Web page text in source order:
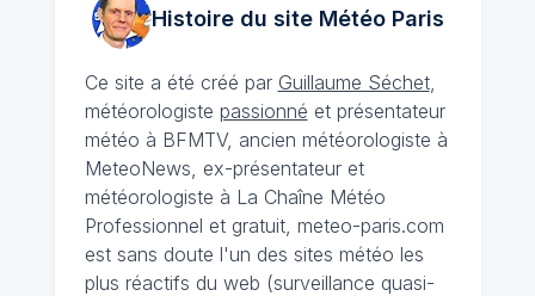
Histoire du site MétéoParis
Ce site a été créé par Guillaume Séchet,
météorologiste passionné et présentateur
météo à BFMTV, ancien météorologiste à
MeteoNews, ex-présentateur et
météorologiste à La Chaîne Météo
Professionnel et gratuit, meteo-paris.com
est sans doute l'un des sites météo les
plus réactifs du web (surveillance quasi-